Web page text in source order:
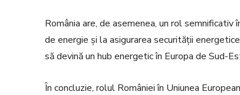
România are, de asemenea, un rol
de energie și la asigurarea securității
să devină un hub energetic în Europa de Sud-
În concluzie, rolul României în Uniunea